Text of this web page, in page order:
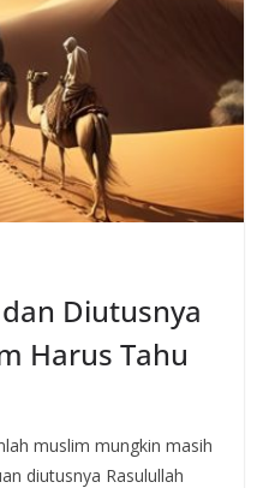
Diutusnya
Harus Tahu
muslim mungkin masih
diutusnya Rasulullah